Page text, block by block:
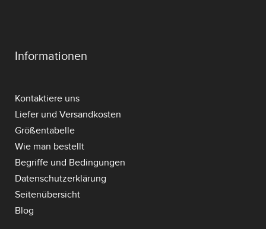
Informationen
Kontaktiere uns
Liefer und Versandkosten
Größentabelle
Wie man bestellt
Begriffe und Bedingungen
Datenschutzerklärung
Seitenübersicht
Blog